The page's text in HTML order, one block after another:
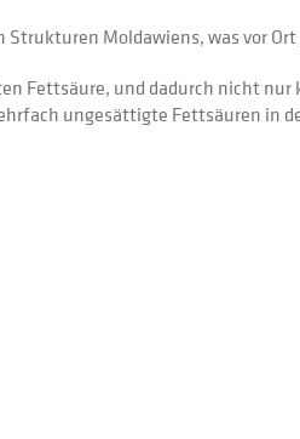
Strukturen Moldawiens, was vor
Fettsäure, und dadurch nicht nur
ungesättigte Fettsäuren in